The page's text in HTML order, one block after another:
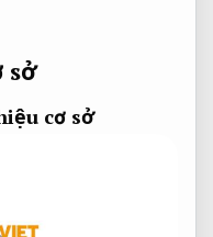
sở
cơ sở